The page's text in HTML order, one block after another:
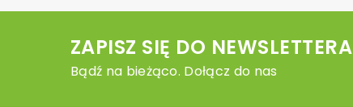
ZAPISZ SIĘ DO NEWSLETTERA
Bądź na bieżąco. Dołącz do nas